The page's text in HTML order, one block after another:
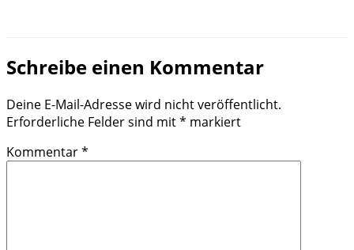
Schreibe einen Kommentar
Deine E-Mail-Adresse wird nicht veröffentlicht.
Erforderliche Felder sind mit* markiert
Kommentar*